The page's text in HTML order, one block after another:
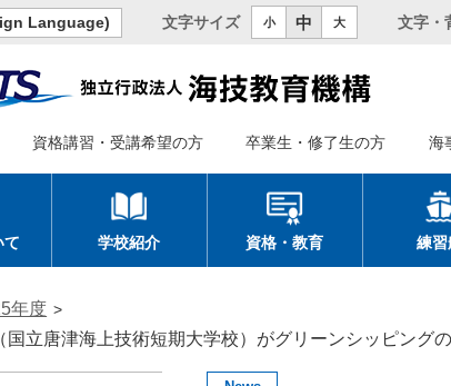
Language) 文字サイズ 小 中 大 文字・
資格講習・受講希望の方 卒業生・修了生の方 海
て 学校紹介 資格・教育 練習
年度
国立唐津海上技術短期大学校）がグリーンシッピング